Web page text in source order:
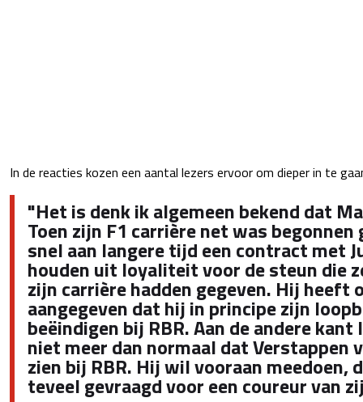
In de reacties kozen een aantal lezers ervoor om dieper in te
"Het is denk ik algemeen bekend dat
Toen zijn F1 carrière net was begonnen
snel aan langere tijd een contract met
houden uit loyaliteit voor de steun die
zijn carrière hadden gegeven. Hij heeft
aangegeven dat hij in principe zijn
beëindigen bij RBR. Aan de andere
niet meer dan normaal dat Verstappen
zien bij RBR. Hij wil vooraan
teveel gevraagd voor een coureur van